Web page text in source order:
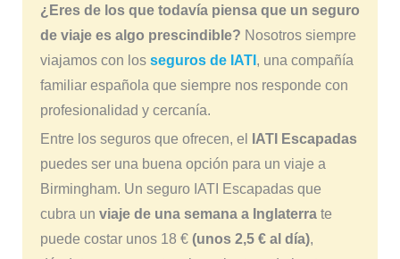
¿Eres de los que todavía piensa que un seguro
de viaje es algo prescindible? Nosotros siempre
viajamos con los seguros de IATI , una compañía
familiar española que siempre nos responde con
profesionalidad y cercanía.
Entre los seguros que ofrecen, el
IATI Escapadas
puedes ser una buena opción para un viaje a
Birmingham. Un seguro IATI Escapadas que
cubra un viaje de una semana a Inglaterrate
puede costar unos 18 € (unos 2,5 € al día),